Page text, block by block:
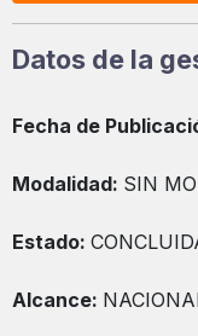
Datos de la
Fecha de
Modalidad: SIN
Estado:
Alcance: